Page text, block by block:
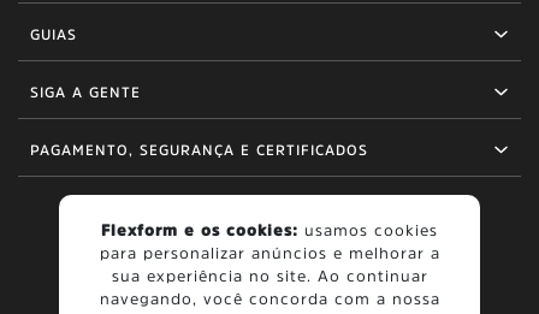
GUIAS
SIGA A GENTE
PAGAMENTO, SEGURANÇA E CERTIFICADOS
BOM
Flexform e os cookies: usamos cookies
para personalizar anúncios e melhorar a
sua experiência no site. Ao continuar
navegando, você concorda com a nossa